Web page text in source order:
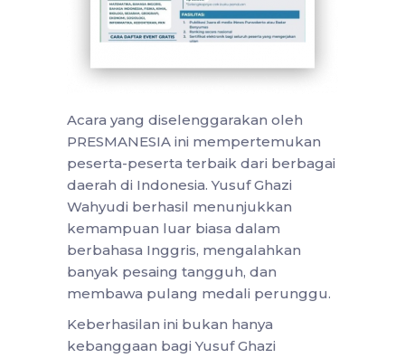
Acara yang diselenggarakan oleh
PRESMANESIA ini mempertemukan
peserta-peserta terbaik dari berbagai
daerah di Indonesia. Yusuf Ghazi
Wahyudi berhasil menunjukkan
kemampuan luar biasa dalam
berbahasa Inggris, mengalahkan
banyak pesaing tangguh, dan
membawa pulang medali perunggu.
Keberhasilan ini bukan hanya
kebanggaan bagi Yusuf Ghazi